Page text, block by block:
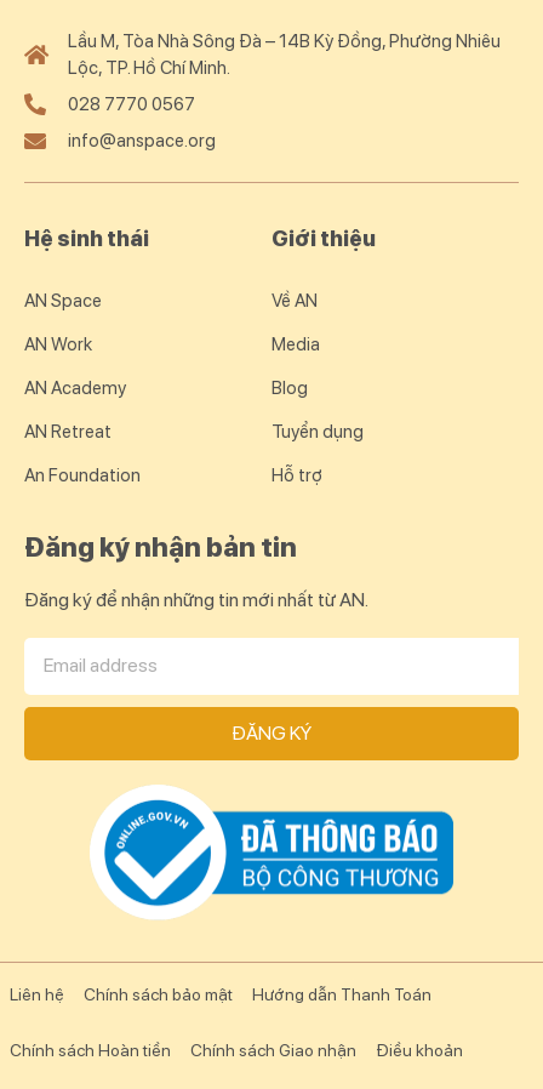
Lầu M, Tòa Nhà Sông Đà – 14B Kỳ Đồng, Phường Nhiêu
Lộc, TP. Hồ Chí Minh.
028 7770 0567
info@anspace.org
Hệ sinh thái
AN Space
AN Work
AN Academy
AN Retreat
An Foundation
Giới thiệu
Về AN
Media
Blog
Tuyển dụng
Hỗ trợ
Đăng ký nhận bản tin
Đăng ký để nhận những tin mới nhất từ AN.
ĐĂNG KÝ
Liên hệ Chính sách bảo mật Hướng dẫn Thanh Toán
Chính sách Hoàn tiền Chính sách Giao nhận Điều khoản